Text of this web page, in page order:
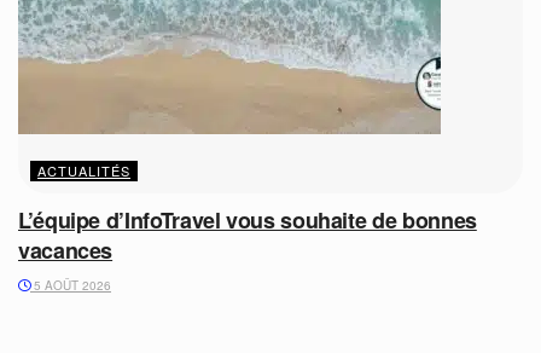
ACTUALITÉS
L’équipe d’InfoTravel vous souhaite de bonnes
vacances
5 AOÛT 2026